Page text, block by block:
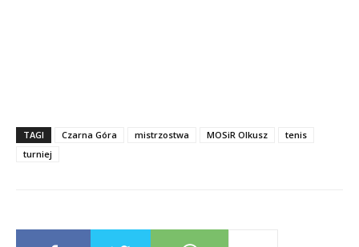
TAGI Czarna Góra mistrzostwa MOSiR Olkusz
tenis
turniej